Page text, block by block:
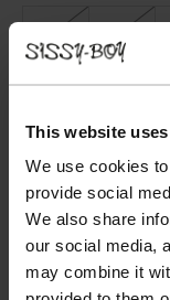
This website
We use cookies
provide social
We also share
our social media,
may combine it
Livraison gratuite en
Payer après coup
Livraison rapide